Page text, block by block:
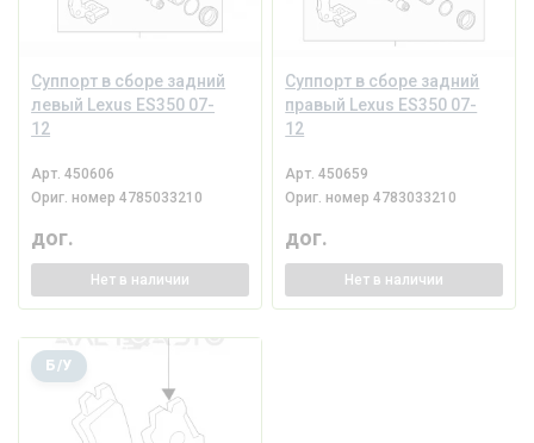
Суппорт в сборе задний
левый Lexus ES350 07-
12
Арт.450606
Ориг. номер4785033210
дог.
Нет в наличии
Суппорт в сборе задний
правый Lexus ES350 07-
12
Арт.450659
Ориг. номер4783033210
дог.
Нет в наличии
Б/У